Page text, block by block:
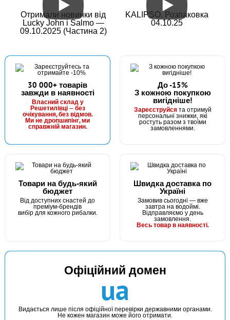
Отримали новинки від
Lucky John і Salmo —
09.10.2025 (Частина 2)
KALIPSO. Розпаковка
04.10.25
30 000+ товарів
завжди в наявності
Власний склад у
Решетилівці — без
очікування, без відмов.
Ми не дропшипінг, ми
справжній магазин.
До -15%
З кожною покупкою
вигідніше!
Зареєструйсята отримуй
персональні знижки, які
ростуть разом з твоїми
замовленнями.
Товари на будь-який
бюджет
Від доступних снастей до
преміум-брендів
вибір для кожного рибалки.
Швидка доставка по
Україні
Замовив сьогодні — вже
завтра на водоймі.
Відправляємо у день
замовлення.
Весь товар в наявності.
Офіційний домен
ua
Видається лише після офіційної перевірки державними органами.
Не кожен магазин може його отримати.